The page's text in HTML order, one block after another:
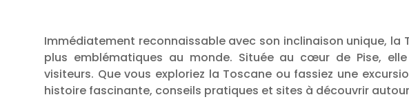
Immédiatement reconnaissable avec son inclinaison unique, la
plus emblématiques au monde. Située au cœur de Pise,
visiteurs. Que vous exploriez la Toscane ou fassiez une
histoire fascinante, conseils pratiques et sites à découvrir